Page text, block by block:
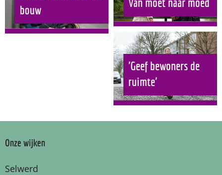
bouw
'Geef bewoners de
ruimte'
Onze wijken
Selwerd